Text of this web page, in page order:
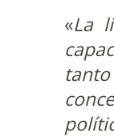
«La